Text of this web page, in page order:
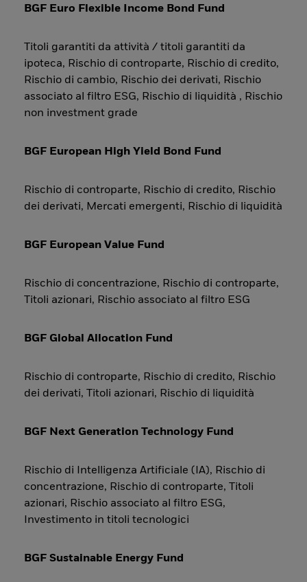
BGF Euro Flexible Income Bond Fund
Titoli garantiti da attività / titoli garantiti da
ipoteca, Rischio di controparte, Rischio di credito,
Rischio di cambio, Rischio dei derivati, Rischio
associato al filtro ESG, Rischio di liquidità , Rischio
non investment grade
BGF European High Yield Bond Fund
Rischio di controparte, Rischio di credito, Rischio
dei derivati, Mercati emergenti, Rischio di liquidità
BGF European Value Fund
Rischio di concentrazione, Rischio di controparte,
Titoli azionari, Rischio associato al filtro ESG
BGF Global Allocation Fund
Rischio di controparte, Rischio di credito, Rischio
dei derivati, Titoli azionari, Rischio di liquidità
BGF Next Generation Technology Fund
Rischio di Intelligenza Artificiale (IA), Rischio di
concentrazione, Rischio di controparte, Titoli
azionari, Rischio associato al filtro ESG,
Investimento in titoli tecnologici
BGF Sustainable Energy Fund